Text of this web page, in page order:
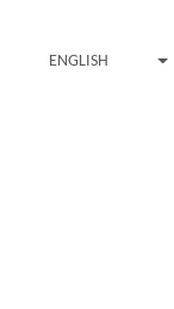
ENGLISH